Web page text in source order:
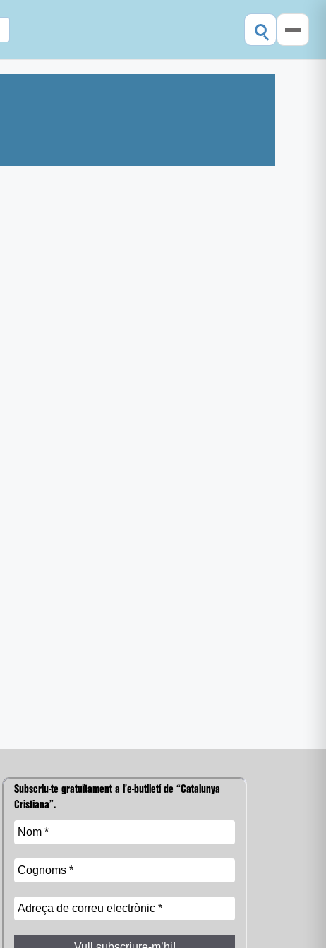
Subscriu-te gratuïtament a l’e-butlletí de “Catalunya
Cristiana”.